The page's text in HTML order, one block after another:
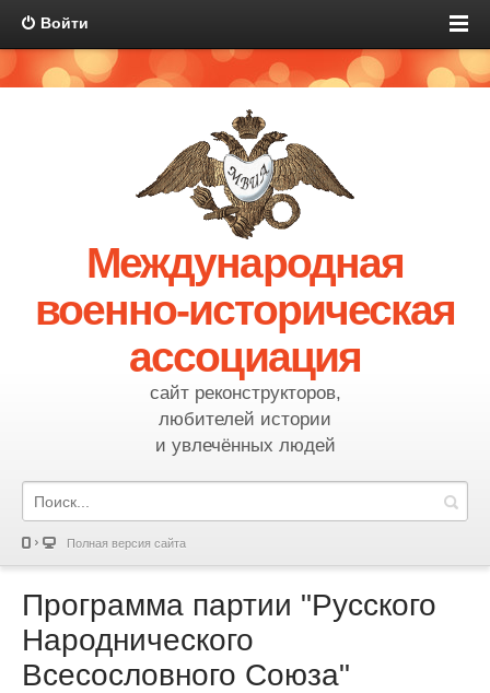
Войти
Международная
военно-историческая
ассоциация
сайт реконструкторов,
любителей истории
и увлечённых людей
Полная версия сайта
Программа партии "Русского
Народнического
Всесословного Союза"